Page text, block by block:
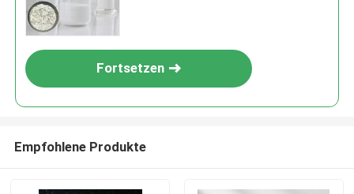
Fortsetzen
Empfohlene Produkte